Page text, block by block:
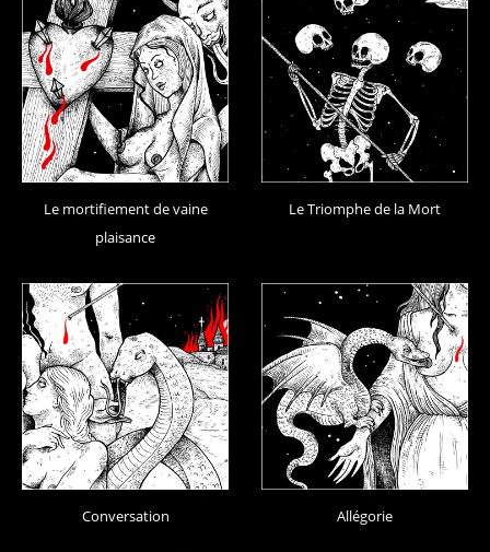
Le mortifiement de vaine
plaisance
Le Triomphe de la Mort
Conversation Allégorie